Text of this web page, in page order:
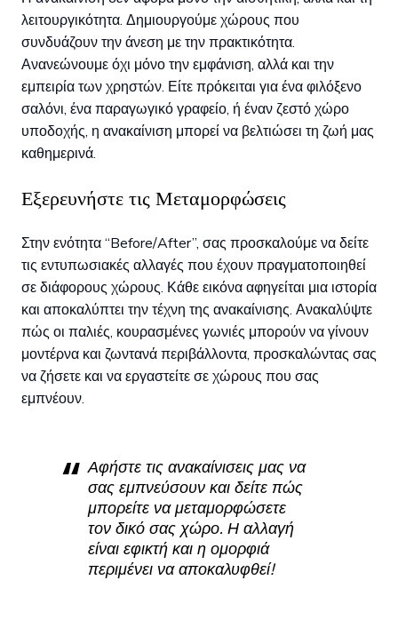
λειτουργικότητα. Δημιουργούμε χώρους που
συνδυάζουν την άνεση με την πρακτικότητα.
Ανανεώνουμε όχι μόνο την εμφάνιση, αλλά και την
εμπειρία των χρηστών. Είτε πρόκειται για ένα φιλόξενο
σαλόνι, ένα παραγωγικό γραφείο, ή έναν ζεστό χώρο
υποδοχής, η ανακαίνιση μπορεί να βελτιώσει τη ζωή μας
καθημερινά.
Εξερευνήστε τις Μεταμορφώσεις
Στην ενότητα “Before/After”, σας προσκαλούμε να δείτε
τις εντυπωσιακές αλλαγές που έχουν πραγματοποιηθεί
σε διάφορους χώρους. Κάθε εικόνα αφηγείται μια ιστορία
και αποκαλύπτει την τέχνη της ανακαίνισης. Ανακαλύψτε
πώς οι παλιές, κουρασμένες γωνιές μπορούν να γίνουν
μοντέρνα και ζωντανά περιβάλλοντα, προσκαλώντας σας
να ζήσετε και να εργαστείτε σε χώρους που σας
εμπνέουν.
Αφήστε τις ανακαίνισεις μας να
σας εμπνεύσουν και δείτε πώς
μπορείτε να μεταμορφώσετε
τον δικό σας χώρο. Η αλλαγή
είναι εφικτή και η ομορφιά
περιμένει να αποκαλυφθεί!